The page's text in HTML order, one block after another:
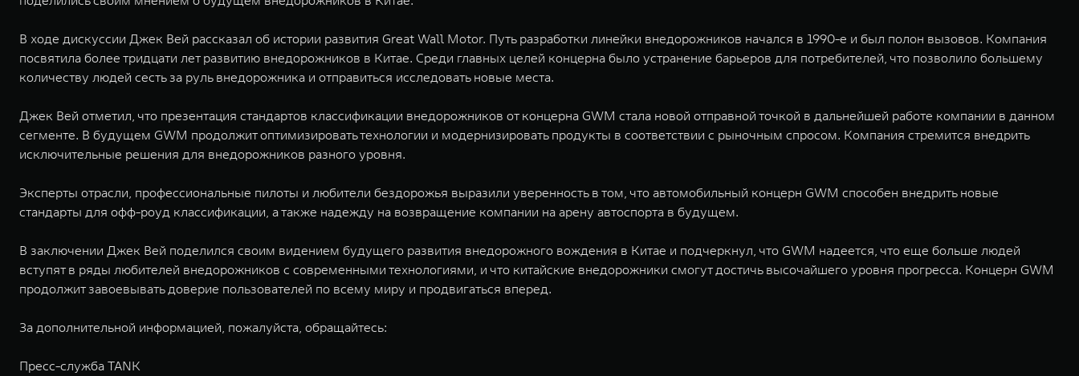
В ходе дискуссии Джек Вей рассказал об истории развития Great Wall Motor. Путь разработки линейки внедорожников начался в 1990-е и был полон вызовов. Компания
посвятила более тридцати лет развитию внедорожников в Китае. Среди главных целей концерна было устранение барьеров для потребителей, что позволило большему
количеству людей сесть за руль внедорожника и отправиться исследовать новые места.
Джек Вей отметил, что презентация стандартов классификации внедорожников от концерна GWM стала новой отправной точкой в дальнейшей работе компании в данном
сегменте. В будущем GWM продолжит оптимизировать технологии и модернизировать продукты в соответствии с рыночным спросом. Компания стремится внедрить
исключительные решения для внедорожников разного уровня.
Эксперты отрасли, профессиональные пилоты и любители бездорожья выразили уверенность в том, что автомобильный концерн GWM способен внедрить новые
стандарты для офф-роуд классификации, а также надежду на возвращение компании на арену автоспорта в будущем.
В заключении Джек Вей поделился своим видением будущего развития внедорожного вождения в Китае и подчеркнул, что GWM надеется, что еще больше людей
вступят в ряды любителей внедорожников с современными технологиями, и что китайские внедорожники смогут достичь высочайшего уровня прогресса. Концерн GWM
продолжит завоевывать доверие пользователей по всему миру и продвигаться вперед.
За дополнительной информацией, пожалуйста, обращайтесь:
Пресс-служба TANK